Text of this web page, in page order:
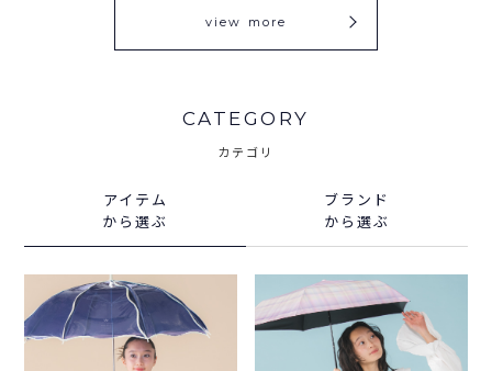
view more
CATEGORY
カテゴリ
アイテム
から選ぶ
ブランド
から選ぶ